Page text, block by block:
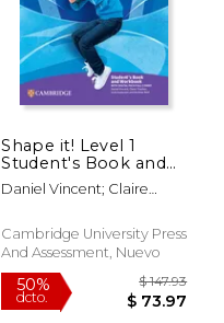
Shape it! Level 1
Student's Book and
Workbook With
Digital Pack Full
Edition (en Inglés)
Daniel Vincent; Claire
Andrew Reid
Cambridge University Press
And Assessment, Nuevo